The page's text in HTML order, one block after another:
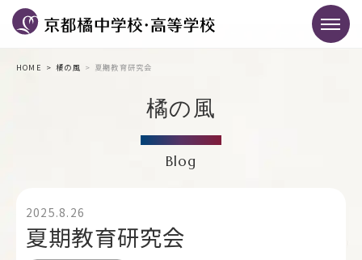
HOME 橘の風 夏期教育研究会
橘の風
Blog
2025.8.26
夏期教育研究会